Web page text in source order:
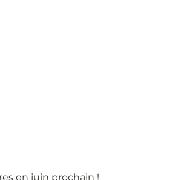
en juin prochain !